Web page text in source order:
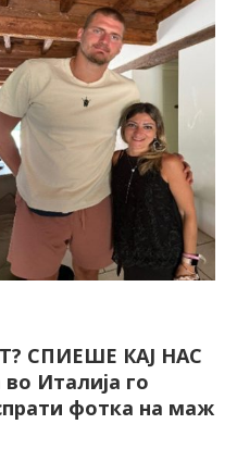
СПИЕШЕ КАЈ НАС
Италија го
фотка на маж